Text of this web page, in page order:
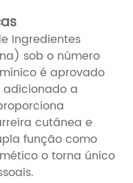
Ingredientes
sob o número
é aprovado
adicionado a
cutânea e
função como
o torna único